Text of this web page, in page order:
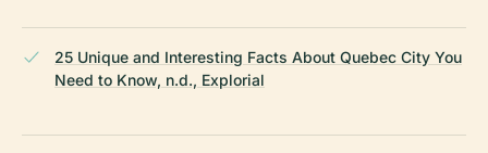
25 Unique and Interesting Facts About Quebec City You
Need to Know, n.d., Explorial